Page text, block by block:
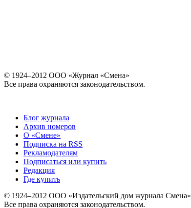
© 1924–2012 ООО «Журнал «Смена»
Все права охраняются законодательством.
Блог журнала
Архив номеров
О «Смене»
Подписка на RSS
Рекламодателям
Подписаться или купить
Редакция
Где купить
© 1924–2012 ООО «Издательский дом журнала Смена»
Все права охраняются законодательством.